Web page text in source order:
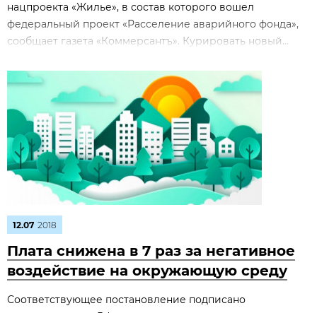
нацпроекта «Жилье», в состав которого вошел
федеральный проект «Расселение аварийного фонда»,
сообщает газета «Коммерсантъ». Курировать новый...
12.07 2018
Плата снижена в 7 раз за негативное
воздействие на окружающую среду
Соответствующее постановление подписано